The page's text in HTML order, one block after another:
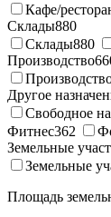
Кафе/
Склады880
Склады880
Производство
Другое
Свободное
Фитнес362
Земельные
Земельные
Площадь